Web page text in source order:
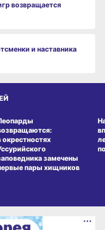
возвращается
и наставника
окрестностях
замечены
пары хищников